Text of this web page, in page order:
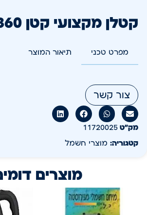
קטלן מקצועי קטן SE-360
מפרט טכני תיאור המוצר
צור קשר
מק״ט 11720025
קטגוריה: מוצרי חשמל
מוצרים